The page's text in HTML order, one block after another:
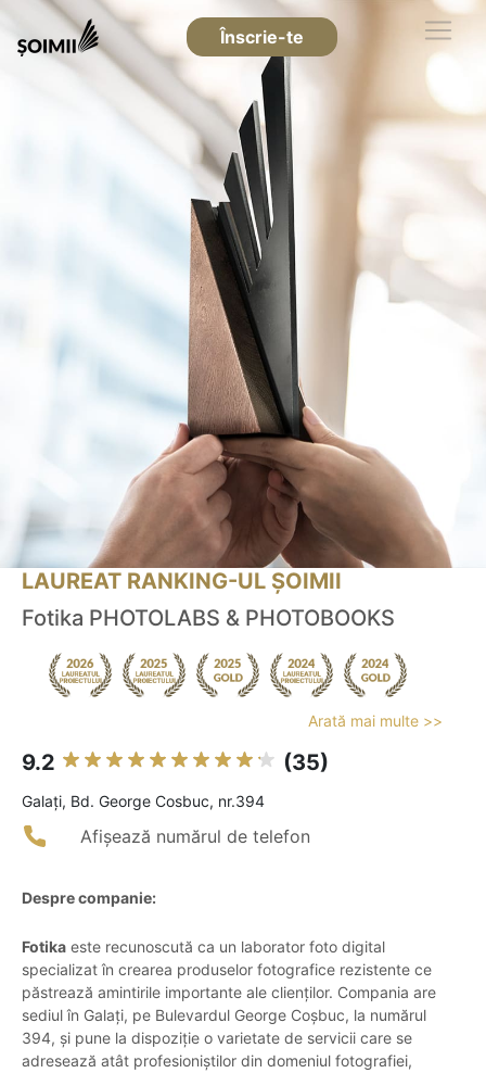
Înscrie-te
LAUREAT RANKING-UL ȘOIMII
Fotika PHOTOLABS & PHOTOBOOKS
Arată mai multe >>
9.2 (35)
Galaţi, Bd. George Cosbuc, nr.394
Afișează numărul de telefon
Despre companie:
Fotika este recunoscută ca un laborator foto digital
specializat în crearea produselor fotografice rezistente ce
păstrează amintirile importante ale clienților. Compania are
sediul în Galați, pe Bulevardul George Coșbuc, la numărul
394, și pune la dispoziție o varietate de servicii care se
adresează atât profesioniștilor din domeniul fotografiei,